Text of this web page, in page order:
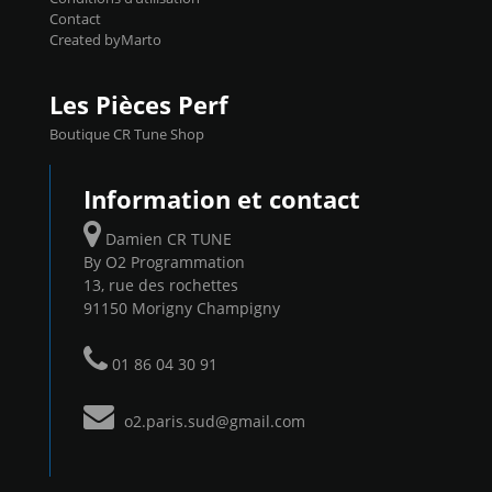
Contact
Created byMarto
Les Pièces Perf
Boutique CR Tune Shop
Information et contact
Damien CR TUNE
By O2 Programmation
13, rue des rochettes
91150 Morigny Champigny
01 86 04 30 91
o2.paris.sud@gmail.com